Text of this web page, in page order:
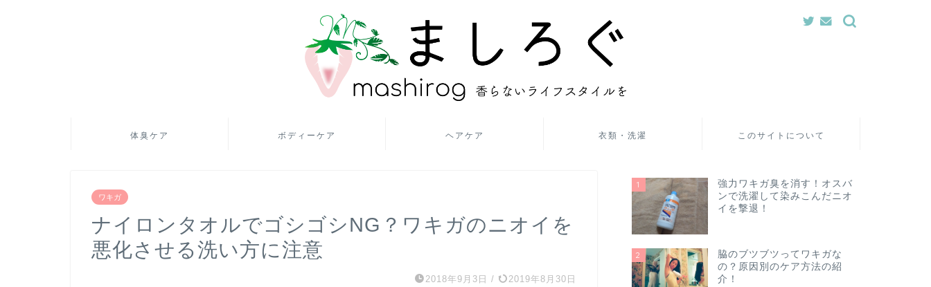
体臭ケア ボディーケア ヘアケア 衣類・洗濯 このサイトについて
ワキガ
ナイロンタオルでゴシゴシNG？ワキガのニオイを
悪化させる洗い方に注意
2018年9月3日 / 2019年8月30日
1
強力ワキガ臭を消す！オスバ
ンで洗濯して染みこんだニオ
イを撃退！
2
脇のブツブツってワキガな
の？原因別のケア方法の紹
介！